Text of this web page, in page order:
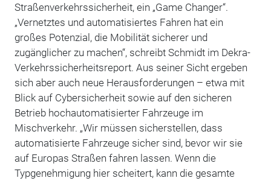
Straßenverkehrssicherheit, ein „Game Changer“.
„Vernetztes und automatisiertes Fahren hat ein
großes Potenzial, die Mobilität sicherer und
zugänglicher zu machen“, schreibt Schmidt im Dekra-
Verkehrssicherheitsreport. Aus seiner Sicht ergeben
sich aber auch neue Herausforderungen – etwa mit
Blick auf Cybersicherheit sowie auf den sicheren
Betrieb hochautomatisierter Fahrzeuge im
Mischverkehr. „Wir müssen sicherstellen, dass
automatisierte Fahrzeuge sicher sind, bevor wir sie
auf Europas Straßen fahren lassen. Wenn die
Typgenehmigung hier scheitert, kann die gesamte